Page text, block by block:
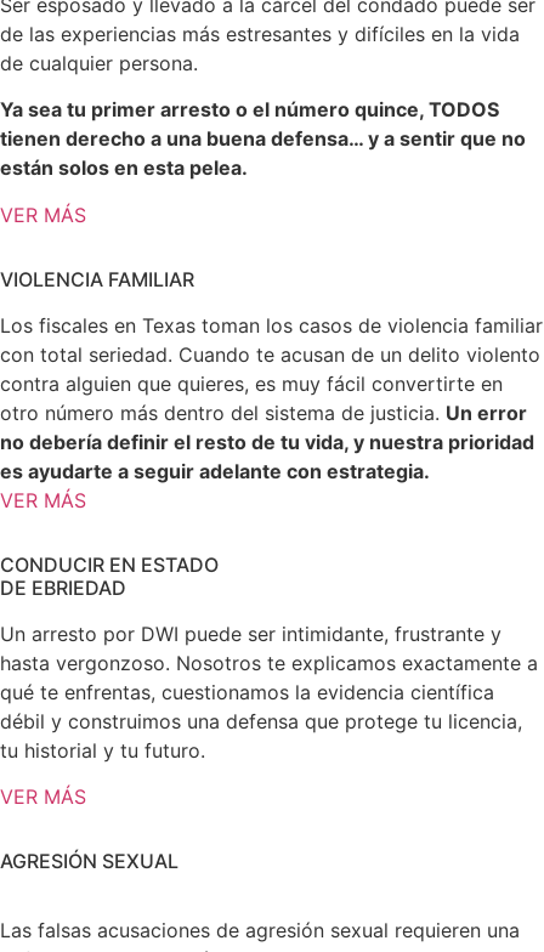
Ser esposado y llevado a la cárcel del condado puede ser
de las experiencias más estresantes y difíciles en la vida
de cualquier persona.
Ya sea tu primer arresto o el número quince, TODOS
tienen derecho a una buena defensa… y a sentir que no
están solos en esta pelea.
VER MÁS
VIOLENCIA FAMILIAR
Los fiscales en Texas toman los casos de violencia familiar
con total seriedad. Cuando te acusan de un delito violento
contra alguien que quieres, es muy fácil convertirte en
otro número más dentro del sistema de justicia. Un error
no debería definir el resto de tu vida, y nuestra prioridad
es ayudarte a seguir adelante con estrategia.
VER MÁS
CONDUCIR EN ESTADO
DE EBRIEDAD
Un arresto por DWI puede ser intimidante, frustrante y
hasta vergonzoso. Nosotros te explicamos exactamente a
qué te enfrentas, cuestionamos la evidencia científica
débil y construimos una defensa que protege tu licencia,
tu historial y tu futuro.
VER MÁS
AGRESIÓN SEXUAL
Las falsas acusaciones de agresión sexual requieren una